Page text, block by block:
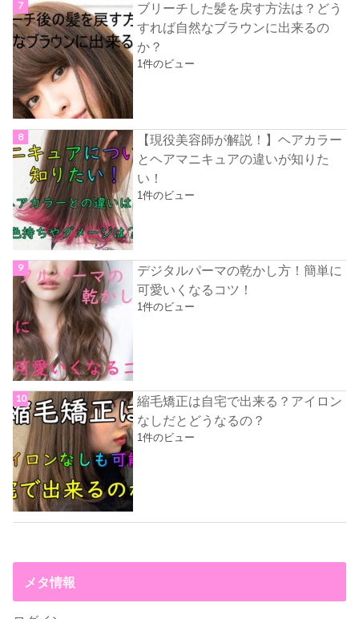
ブリーチした髪を戻す方法は？どう
すれば自然なブラウンに出来るの
か？
1件のビュー
【現役美容師が解説！】ヘアカラー
とヘアマニキュアの違いが知りた
い！
1件のビュー
デジタルパーマの乾かし方！簡単に
可愛いくなるコツ！
1件のビュー
縮毛矯正は自宅で出来る？アイロン
なしだとどうなるの？
1件のビュー
メタ情報